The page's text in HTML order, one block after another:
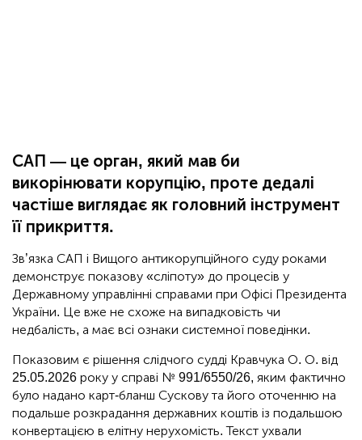
САП — це орган, який мав би
викорінювати корупцію, проте дедалі
частіше виглядає як головний інструмент
її прикриття.
Зв’язка САП і Вищого антикорупційного суду роками
демонструє показову «сліпоту» до процесів у
Державному управлінні справами при Офісі Президента
України. Це вже не схоже на випадковість чи
недбалість, а має всі ознаки системної поведінки.
Показовим є рішення слідчого судді Кравчука О. О. від
25.05.2026 року у справі № 991/6550/26, яким фактично
було надано карт-бланш Сускову та його оточенню на
подальше розкрадання державних коштів із подальшою
конвертацією в елітну нерухомість. Текст ухвали